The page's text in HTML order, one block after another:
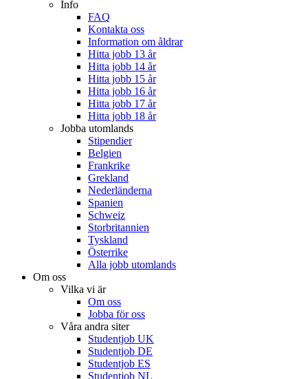
Info
FAQ
Kontakta oss
Information om åldrar
Hitta jobb 13 år
Hitta jobb 14 år
Hitta jobb 15 år
Hitta jobb 16 år
Hitta jobb 17 år
Hitta jobb 18 år
Jobba utomlands
Stipendier
Belgien
Frankrike
Grekland
Nederländerna
Spanien
Schweiz
Storbritannien
Tyskland
Österrike
Alla jobb utomlands
Om oss
Vilka vi är
Om oss
Jobba för oss
Våra andra siter
Studentjob UK
Studentjob DE
Studentjob ES
Studentjob NL